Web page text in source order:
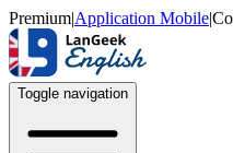
Premium|Application Mobile|
Toggle navigation